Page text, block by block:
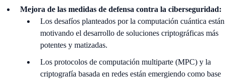
Mejora de las medidas de defensa contra la ciberseguridad:
Los desafíos planteados por la computación cuántica están
motivando el desarrollo de soluciones criptográficas más
potentes y matizadas.
Los protocolos de computación multiparte (MPC) y la
criptografía basada en redes están emergiendo como base